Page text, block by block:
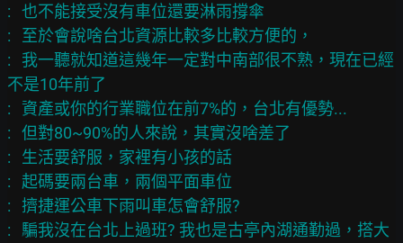
:   也不能接受沒有車位還要淋雨撐傘
:   至於會說啥台北資源比較多比較方便的，
:   我一聽就知道這幾年一定對中南部很不熟，現在已經
不是10年前了
:   資產或你的行業職位在前7%的，台北有優勢...
:   但對80~90%的人來說，其實沒啥差了
:   生活要舒服，家裡有小孩的話
:   起碼要兩台車，兩個平面車位
:   擠捷運公車下雨叫車怎會舒服?
:   騙我沒在台北上過班? 我也是古亭內湖通勤過，搭大